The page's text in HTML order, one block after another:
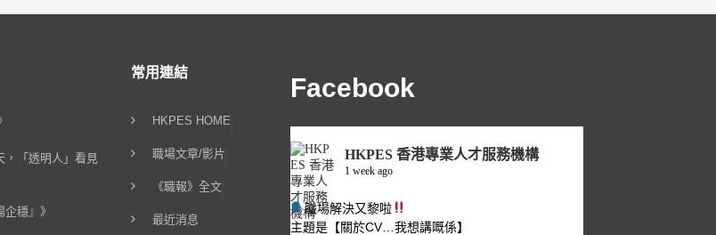
，「透明人」看見
企穩』》
常用連結
HKPES HOME
職場文章/影片
《職報》全文
最近消息
Facebook
HKPES 香港專業人才服務機構
1 week ago
職場解決又黎啦
主題是【關於CV…我想講嘅係】